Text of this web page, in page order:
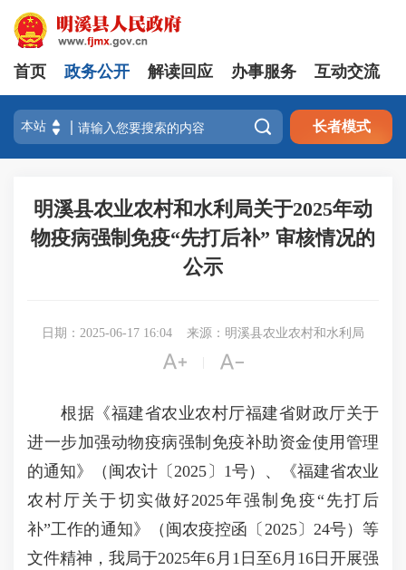
首页 政务公开 解读回应 办事服务 互动交流
 长者模式
明溪县农业农村和水利局关于2025年动
物疫病强制免疫“先打后补” 审核情况的
公示
日期：2025-06-17 16:04 来源：明溪县农业农村和水利局
 
根据《福建省农业农村厅福建省财政厅关于
进一步加强动物疫病强制免疫补助资金使用管理
的通知》（闽农计〔2025〕1号）、《福建省农业
农村厅关于切实做好2025年强制免疫“先打后
补”工作的通知》（闽农疫控函〔2025〕24号）等
文件精神，我局于2025年6月1日至6月16日开展强